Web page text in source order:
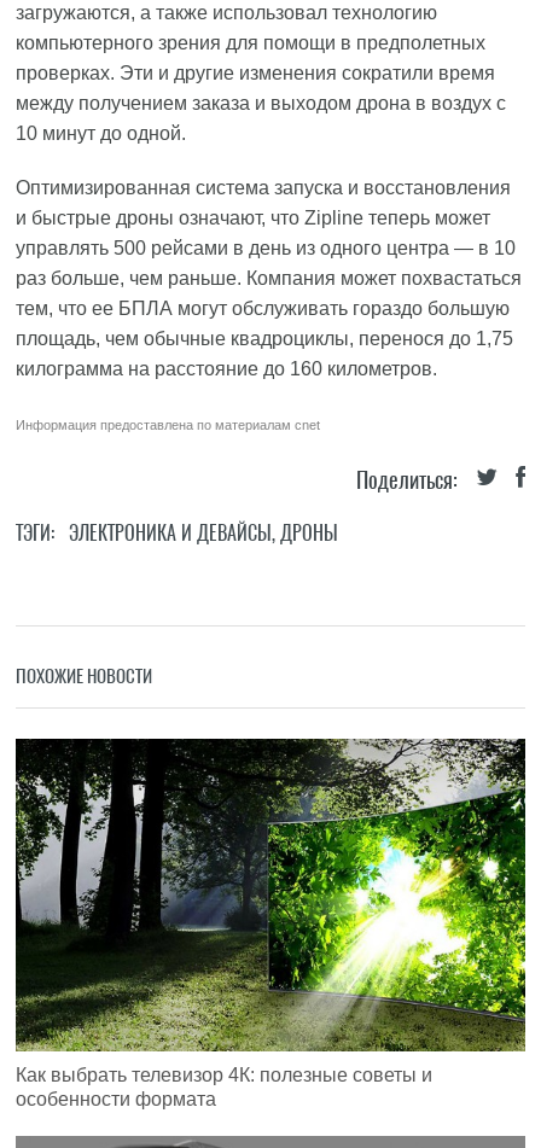
загружаются, а также использовал технологию
компьютерного зрения для помощи в предполетных
проверках. Эти и другие изменения сократили время
между получением заказа и выходом дрона в воздух с
10 минут до одной.
Оптимизированная система запуска и восстановления
и быстрые дроны означают, что Zipline теперь может
управлять 500 рейсами в день из одного центра — в 10
раз больше, чем раньше. Компания может похвастаться
тем, что ее БПЛА могут обслуживать гораздо большую
площадь, чем обычные квадроциклы, перенося до 1,75
килограмма на расстояние до 160 километров.
Информация предоставлена по материаламcnet
Поделиться:
ТЭГИ: ЭЛЕКТРОНИКА И ДЕВАЙСЫ, ДРОНЫ
ПОХОЖИЕ НОВОСТИ
Как выбрать телевизор 4К: полезные советы и
особенности формата